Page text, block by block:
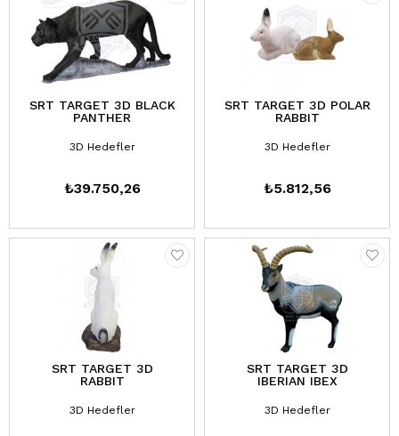
SRT TARGET 3D BLACK
PANTHER
3D Hedefler
₺39.750,26
SRT TARGET 3D POLAR
RABBIT
3D Hedefler
₺5.812,56
SRT TARGET 3D
RABBIT
3D Hedefler
SRT TARGET 3D
IBERIAN IBEX
3D Hedefler